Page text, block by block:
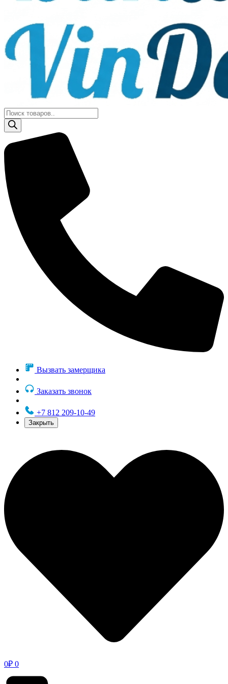
Поиск
товаров
Вызвать замерщика
Заказать звонок
+7 812 209-10-49
Закрыть
0₽ 0